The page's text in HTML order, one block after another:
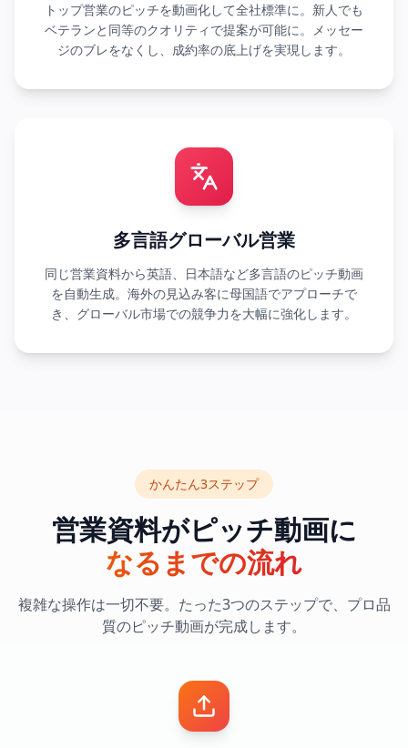
トップ営業のピッチを動画化して全社標準に。新人でも
ベテランと同等のクオリティで提案が可能に。メッセー
ジのブレをなくし、成約率の底上げを実現します。
多言語グローバル営業
同じ営業資料から英語、日本語など多言語のピッチ動画
を自動生成。海外の見込み客に母国語でアプローチで
き、グローバル市場での競争力を大幅に強化します。
かんたん3ステップ
営業資料がピッチ動画に
なるまでの流れ
複雑な操作は一切不要。たった3つのステップで、プロ品
質のピッチ動画が完成します。